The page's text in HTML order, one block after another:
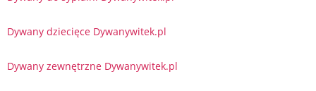
Dywany dziecięce Dywanywitek.pl
Dywany zewnętrzne Dywanywitek.pl